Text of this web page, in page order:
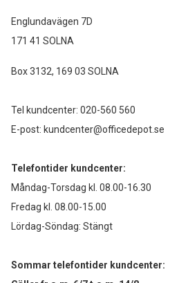
Englundavägen 7D
171 41 SOLNA
Box 3132, 169 03 SOLNA
Tel kundcenter: 020-560 560
E-post: kundcenter@officedepot.se
Telefontider kundcenter:
Måndag-Torsdag kl. 08.00-16.30
Fredag kl. 08.00-15.00
Lördag-Söndag: Stängt
Sommar telefontider kundcenter: